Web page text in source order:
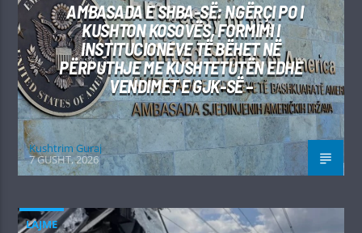
AMBASADA E SHBA-SË: NGËRÇI PO I
KUSHTON KOSOVËS, FORMIMI I
INSTITUCIONEVE TË BËHET NË
PËRPUTHJE ME KUSHTETUTËN EDHE
VENDIMET E GJK-SË –
Kushtrim Guraj
7 GUSHT, 2026
LAJME